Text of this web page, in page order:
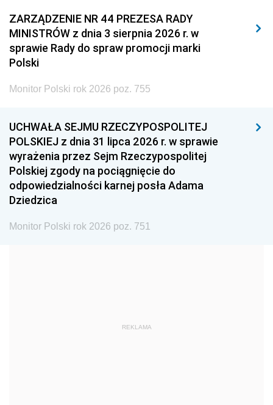
2011 2010 2009
2008 2007 2006
2005
1996 1995 1994
1993 1992 1991
1990 1989
1987 1986 1985
1968
ZARZĄDZENIE NR 44 PREZESA RADY
MINISTRÓW z dnia 3 sierpnia 2026 r. w
sprawie Rady do spraw promocji marki
Polski
Monitor Polski rok 2026 poz. 755
UCHWAŁA SEJMU RZECZYPOSPOLITEJ
POLSKIEJ z dnia 31 lipca 2026 r. w sprawie
wyrażenia przez Sejm Rzeczypospolitej
Polskiej zgody na pociągnięcie do
odpowiedzialności karnej posła Adama
Dziedzica
Monitor Polski rok 2026 poz. 751
REKLAMA